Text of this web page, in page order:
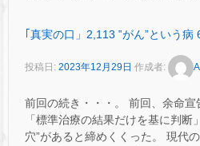
｢真実の口」2,113 ‟がん”という
投稿日: 2023年12月29日 作成者:
前回の続き・・・。 前回、余命宣
「標準治療の結果だけを基に判断
穴”があると締めくくった。 現代